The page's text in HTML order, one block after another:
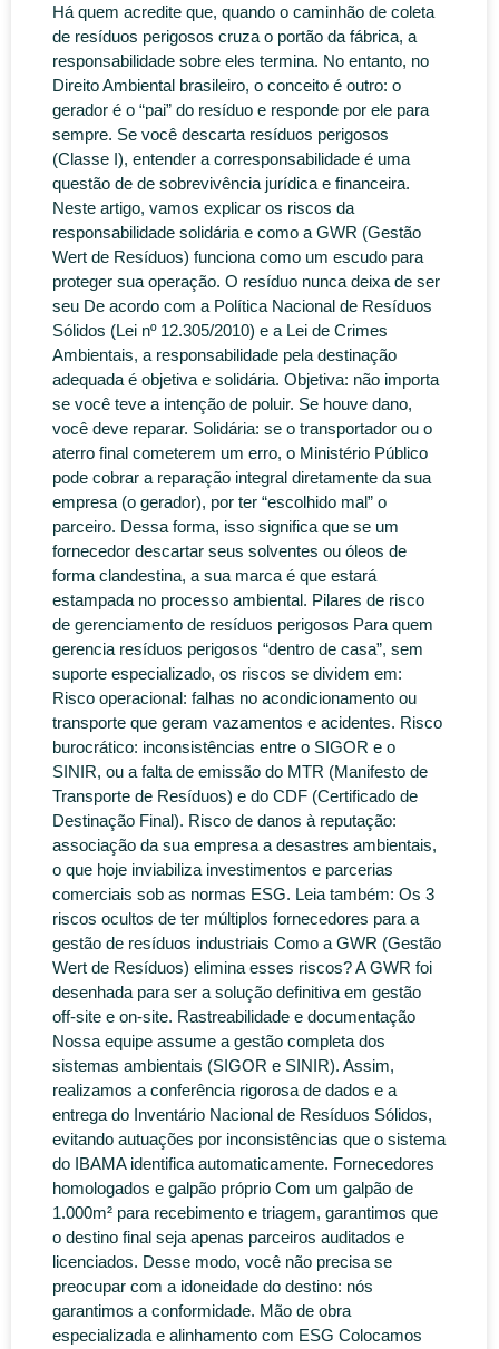
Há quem acredite que, quando o caminhão de coleta
de resíduos perigosos cruza o portão da fábrica, a
responsabilidade sobre eles termina. No entanto, no
Direito Ambiental brasileiro, o conceito é outro: o
gerador é o “pai” do resíduo e responde por ele para
sempre. Se você descarta resíduos perigosos
(Classe I), entender a corresponsabilidade é uma
questão de de sobrevivência jurídica e financeira.
Neste artigo, vamos explicar os riscos da
responsabilidade solidária e como a GWR (Gestão
Wert de Resíduos) funciona como um escudo para
proteger sua operação. O resíduo nunca deixa de ser
seu De acordo com a Política Nacional de Resíduos
Sólidos (Lei nº 12.305/2010) e a Lei de Crimes
Ambientais, a responsabilidade pela destinação
adequada é objetiva e solidária. Objetiva: não importa
se você teve a intenção de poluir. Se houve dano,
você deve reparar. Solidária: se o transportador ou o
aterro final cometerem um erro, o Ministério Público
pode cobrar a reparação integral diretamente da sua
empresa (o gerador), por ter “escolhido mal” o
parceiro. Dessa forma, isso significa que se um
fornecedor descartar seus solventes ou óleos de
forma clandestina, a sua marca é que estará
estampada no processo ambiental. Pilares de risco
de gerenciamento de resíduos perigosos Para quem
gerencia resíduos perigosos “dentro de casa”, sem
suporte especializado, os riscos se dividem em:
Risco operacional: falhas no acondicionamento ou
transporte que geram vazamentos e acidentes. Risco
burocrático: inconsistências entre o SIGOR e o
SINIR, ou a falta de emissão do MTR (Manifesto de
Transporte de Resíduos) e do CDF (Certificado de
Destinação Final). Risco de danos à reputação:
associação da sua empresa a desastres ambientais,
o que hoje inviabiliza investimentos e parcerias
comerciais sob as normas ESG. Leia também: Os 3
riscos ocultos de ter múltiplos fornecedores para a
gestão de resíduos industriais Como a GWR (Gestão
Wert de Resíduos) elimina esses riscos? A GWR foi
desenhada para ser a solução definitiva em gestão
off-site e on-site. Rastreabilidade e documentação
Nossa equipe assume a gestão completa dos
sistemas ambientais (SIGOR e SINIR). Assim,
realizamos a conferência rigorosa de dados e a
entrega do Inventário Nacional de Resíduos Sólidos,
evitando autuações por inconsistências que o sistema
do IBAMA identifica automaticamente. Fornecedores
homologados e galpão próprio Com um galpão de
1.000m² para recebimento e triagem, garantimos que
o destino final seja apenas parceiros auditados e
licenciados. Desse modo, você não precisa se
preocupar com a idoneidade do destino: nós
garantimos a conformidade. Mão de obra
especializada e alinhamento com ESG Colocamos